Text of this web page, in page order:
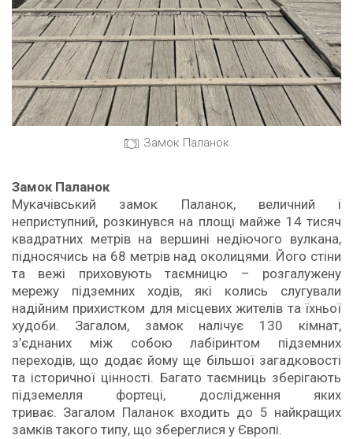
Замок Паланок
Замок Паланок
Мукачівський замок Паланок, величний і
неприступний, розкинувся на площі майже 14 тисяч
квадратних метрів на вершині недіючого вулкана,
підносячись на 68 метрів над околицями. Його стіни
та вежі приховують таємницю – розгалужену
мережу підземних ходів, які колись слугували
надійним прихистком для місцевих жителів та їхньої
худоби. Загалом, замок налічує 130 кімнат,
з’єднаних між собою лабіринтом підземних
переходів, що додає йому ще більшої загадковості
та історичної цінності. Багато таємниць зберігають
підземелля фортеці, дослідження яких
триває. Загалом Паланок входить до 5 найкращих
замків такого типу, що збереглися у Європі.